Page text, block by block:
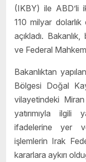
(IKBY) ile ABD’li
110 milyar dolarlık
açıkladı.
ve Federal
Bakanlıktan
Bölgesi Doğal
vilayetindeki
yatırımıyla ilgili
ifadelerine yer
işlemlerin Irak
kararlara aykırı